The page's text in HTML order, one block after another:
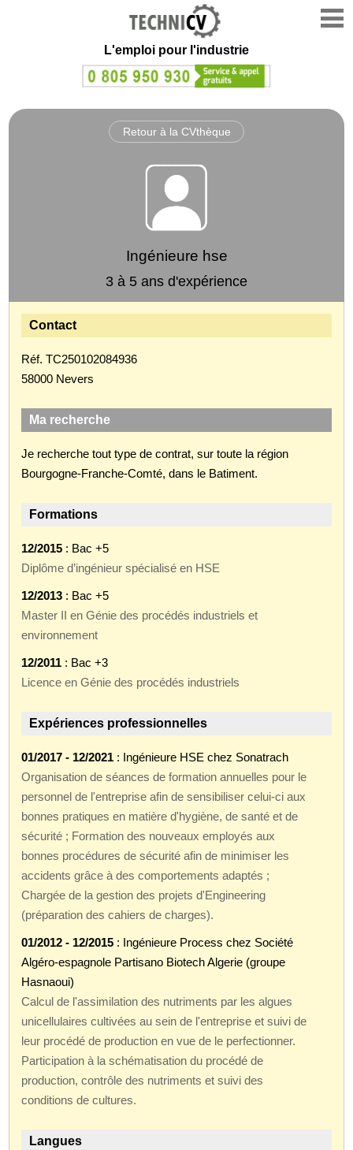
L'emploi pour l'industrie
Retour à la CVthèque
Ingénieure hse
3 à 5 ans d'expérience
Contact
Réf. TC250102084936
58000 Nevers
Ma recherche
Je recherche tout type de contrat, sur toute la région
Bourgogne-Franche-Comté, dans le Batiment.
Formations
12/2015 : Bac +5
Diplôme d’ingénieur spécialisé en HSE
12/2013 : Bac +5
Master II en Génie des procédés industriels et
environnement
12/2011 : Bac +3
Licence en Génie des procédés industriels
Expériences professionnelles
01/2017 - 12/2021 : Ingénieure HSE chez Sonatrach
Organisation de séances de formation annuelles pour le
personnel de l'entreprise afin de sensibiliser celui-ci aux
bonnes pratiques en matière d'hygiène, de santé et de
sécurité ; Formation des nouveaux employés aux
bonnes procédures de sécurité afin de minimiser les
accidents grâce à des comportements adaptés ;
Chargée de la gestion des projets d'Engineering
(préparation des cahiers de charges).
01/2012 - 12/2015 : Ingénieure Process chez Société
Algéro-espagnole Partisano Biotech Algerie (groupe
Hasnaoui)
Calcul de l'assimilation des nutriments par les algues
unicellulaires cultivées au sein de l'entreprise et suivi de
leur procédé de production en vue de le perfectionner.
Participation à la schématisation du procédé de
production, contrôle des nutriments et suivi des
conditions de cultures.
Langues